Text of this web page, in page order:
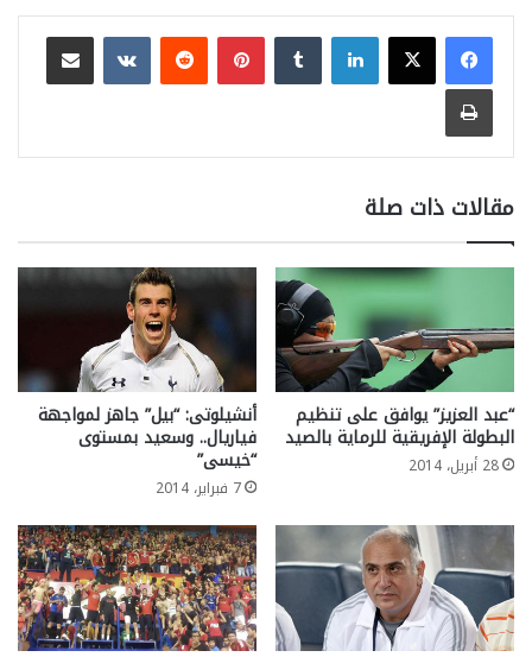
لينكدإن بينتيريست
مشاركة عبر البريد
طباعة
مقالات ذات صلة
“عبد العزيز” يوافق على تنظيم
البطولة الإفريقية للرماية بالصيد
28 أبريل، 2014
أنشيلوتى: “بيل” جاهز لمواجهة
فياريال.. وسعيد بمستوى
“خيسى”
7 فبراير، 2014